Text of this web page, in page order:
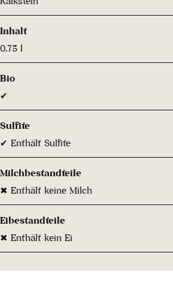
Inhalt
0.75 l
Bio
✔
Sulfite
✔ Enthält Sulfite
Milchbestandteile
✖ Enthält keine Milch
Eibestandteile
✖ Enthält kein Ei